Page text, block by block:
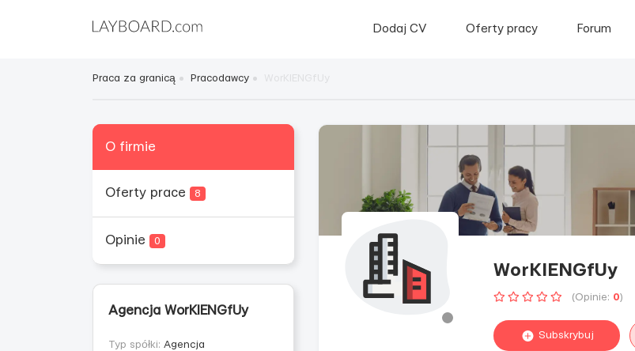
Dodaj CV Oferty pracy Forum
Praca za granicą Pracodawcy
O firmie
Oferty prace 8
Opinie 0
Agencja WorKIENGfUy
Typ spółki: Agencja
WorKIENGfUy
(Opinie: 0)
Subskrybuj